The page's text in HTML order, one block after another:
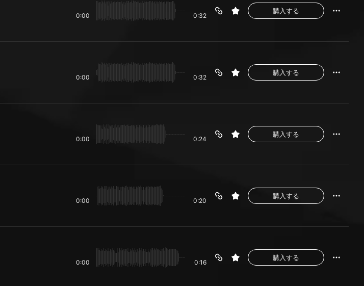
0:00 0:32
購入する
0:00 0:32
購入する
0:00 0:24
購入する
0:00 0:20
購入する
0:00 0:16
購入する